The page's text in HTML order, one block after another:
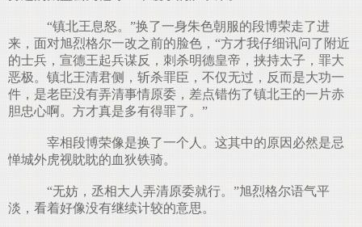
“镇北王息怒。”换了一身朱色朝服的段博荣走了进
来，面对旭烈格尔一改之前的脸色，“方才我仔细讯问了附近
的士兵，宣德王起兵谋反，刺杀明德皇帝，挟持太子，罪大
恶极。镇北王清君侧，斩杀罪臣，不仅无过，反而是大功一
件，是老臣没有弄清事情原委，差点错伤了镇北王的一片赤
胆忠心啊。方才真是多有得罪了。”
宰相段博荣像是换了一个人。这其中的原因必然是忌
惮城外虎视眈眈的血狄铁骑。
“无妨，丞相大人弄清原委就行。”旭烈格尔语气平
淡，看着好像没有继续计较的意思。